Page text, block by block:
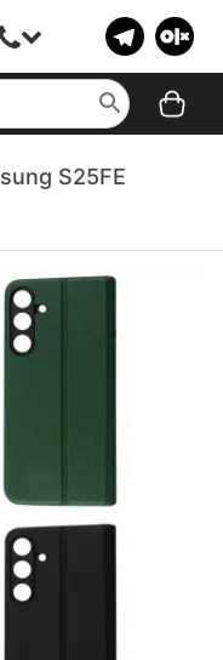
S25FE